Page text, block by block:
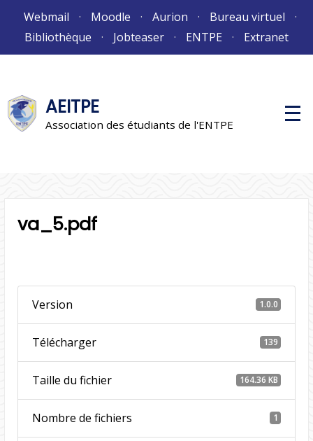
Webmail Moodle Aurion
Bureau virtuel
Bibliothèque
Jobteaser ENTPE Extranet
AEITPE
Association des étudiants de l'ENTPE
M
e
va_5.pdf
Version 1.0.0
Télécharger 139
Taille du fichier 164.36 KB
Nombre de fichiers 1